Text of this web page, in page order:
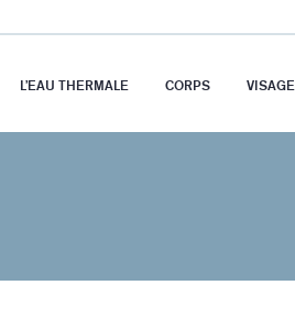
L’EAU THERMALE CORPS VISAGE